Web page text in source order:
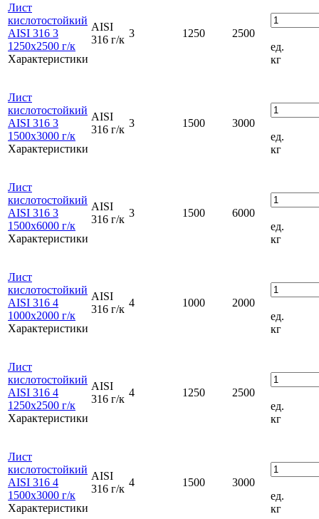
Лист
кислотостойкий
AISI 316 3
1250x2500 г/к
Характеристики
AISI
316 г/к
3 1250
2500
ед.
кг
Лист
кислотостойкий
AISI 316 3
1500x3000 г/к
Характеристики
AISI
316 г/к
3 1500
3000
ед.
кг
Лист
кислотостойкий
AISI 316 3
1500x6000 г/к
Характеристики
AISI
316 г/к
3 1500
6000
ед.
кг
Лист
кислотостойкий
AISI 316 4
1000x2000 г/к
Характеристики
AISI
316 г/к
4 1000
2000
ед.
кг
Лист
кислотостойкий
AISI 316 4
1250x2500 г/к
Характеристики
AISI
316 г/к
4 1250
2500
ед.
кг
Лист
кислотостойкий
AISI 316 4
1500x3000 г/к
Характеристики
AISI
316 г/к
4 1500
3000
ед.
кг